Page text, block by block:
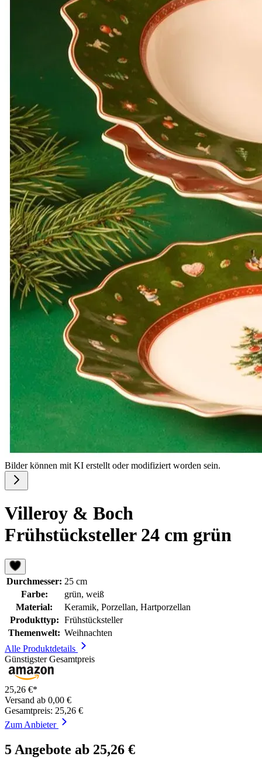
Bilder können mit KI erstellt oder modifiziert worden sein.
Villeroy & Boch
Frühstücksteller 24 cm grün
Durchmesser: 25 cm
Farbe:
grün, weiß
Material:
Keramik, Porzellan, Hartporzellan
Produkttyp: Frühstücksteller
Themenwelt: Weihnachten
Alle Produktdetails
Günstigster Gesamtpreis
25,26 €*
Versand ab 0,00 €
Gesamtpreis: 25,26 €
Zum Anbieter
5 Angebote ab 25,26 €